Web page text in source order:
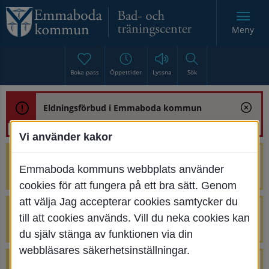
Boka pass Öppettider Lyssna Sök
Meny
Eldningsförbud i Emmaboda kommun
renoveringen av Bjurbäcksbron
Tillfälliga avstängningar på Centrumtorget
v. 25-34
i nytt fönster.
Vi använder kakor
Emmaboda kommuns webbplats använder
cookies för att fungera på ett bra sätt. Genom
att välja Jag accepterar cookies samtycker du
till att cookies används. Vill du neka cookies kan
du själv stänga av funktionen via din
webbläsares säkerhetsinställningar.